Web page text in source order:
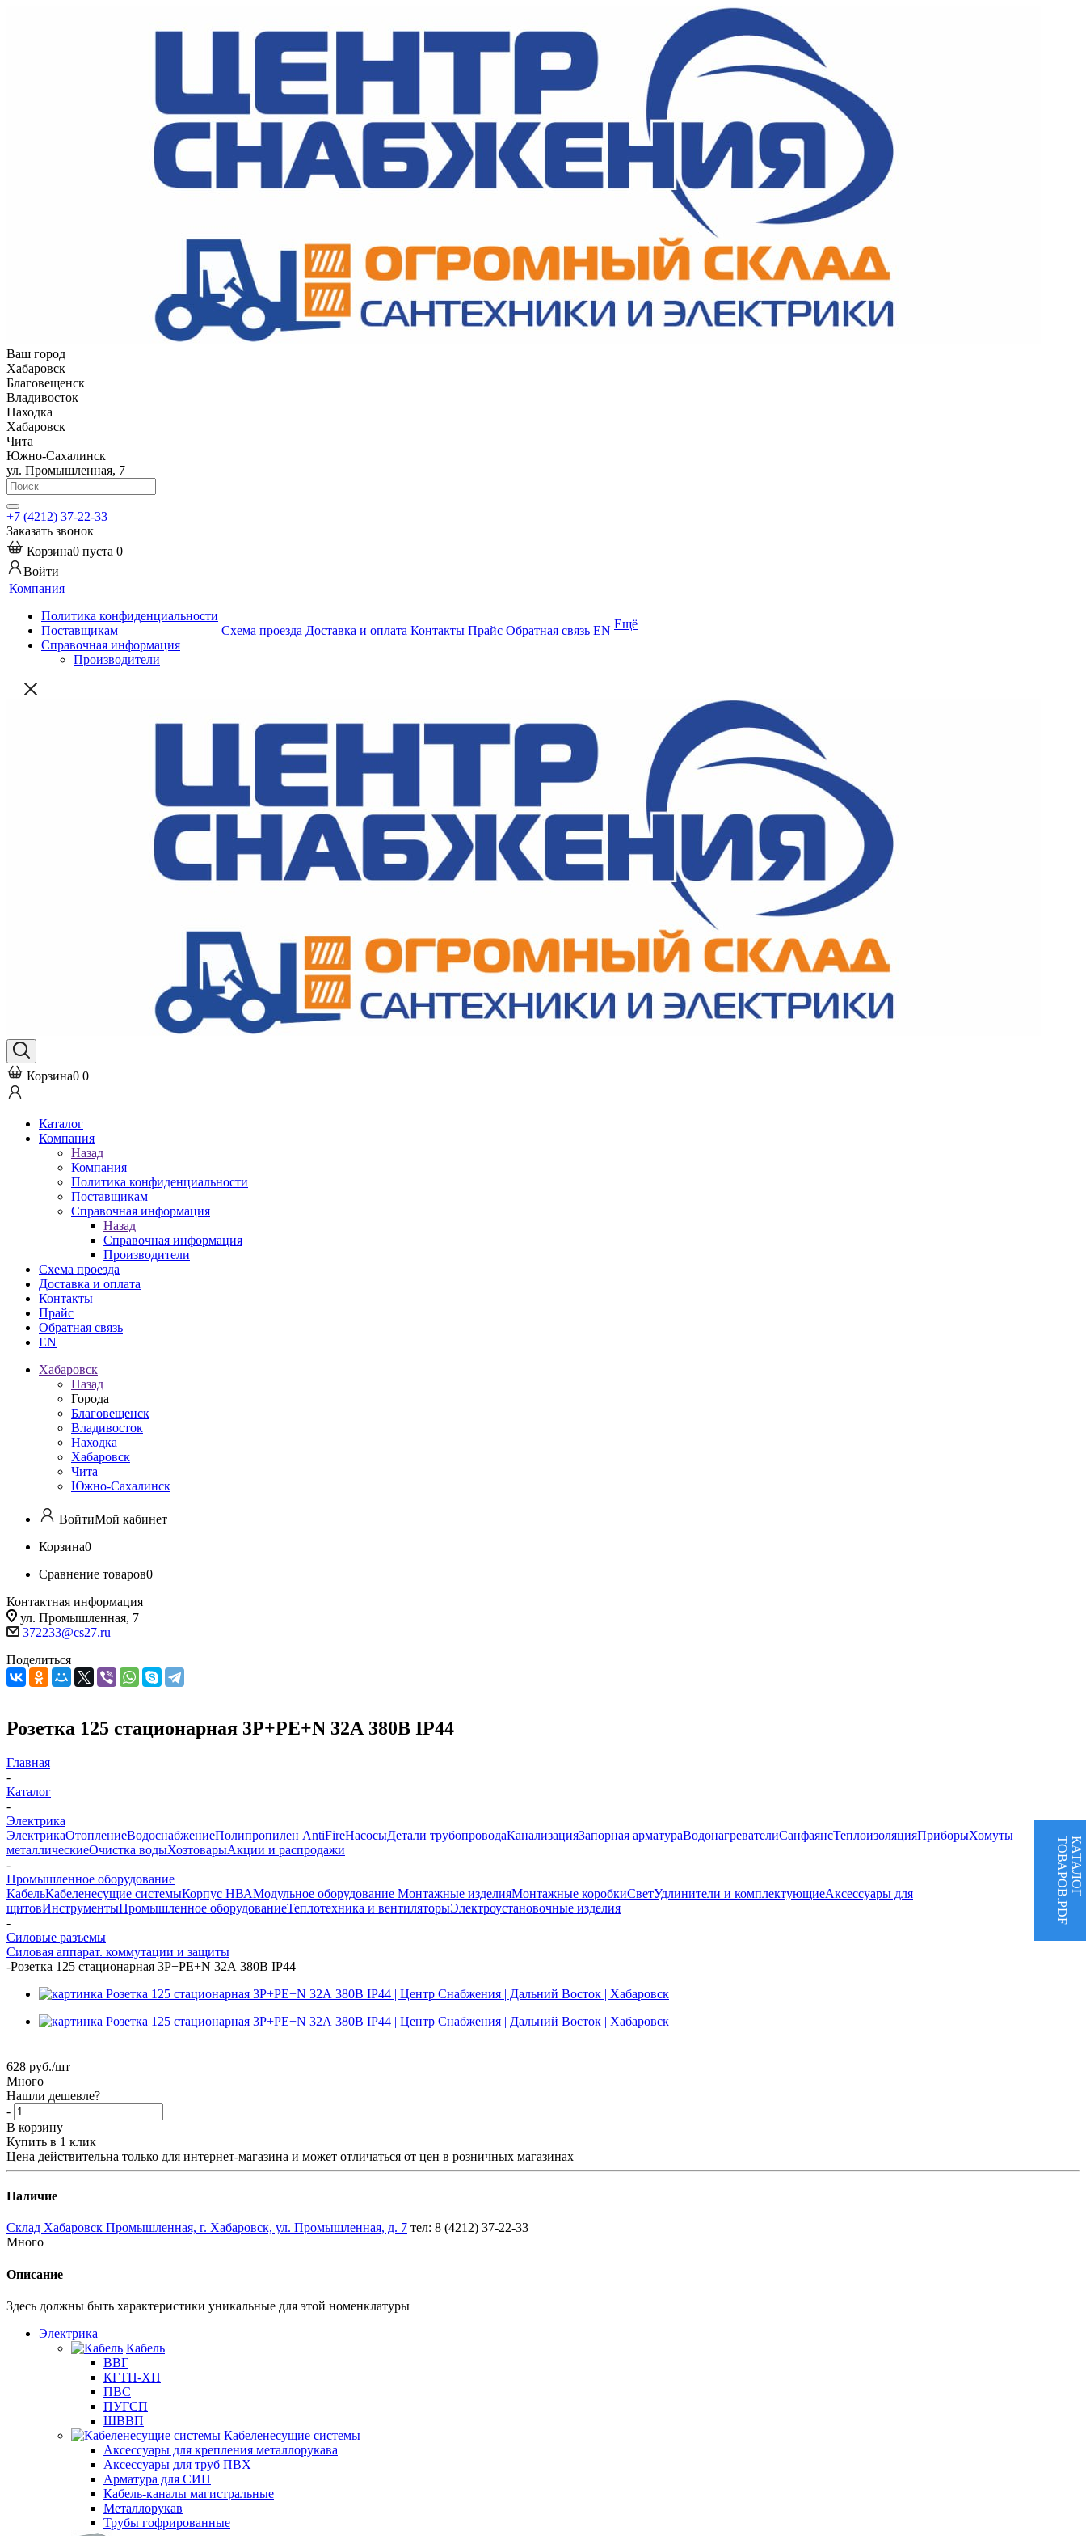
Ваш город
Хабаровск
Благовещенск
Владивосток
Находка
Хабаровск
Чита
Южно-Сахалинск
ул. Промышленная, 7
+7 (4212) 37-22-33
Заказать звонок
Корзина0 пуста 0
Войти
Компания
Политика конфиденциальности
Поставщикам
Справочная информация
Производители
Схема проезда Доставка и оплата Контакты Прайс Обратная связь EN Ещё
Корзина0 0
Каталог
Компания
Назад
Компания
Политика конфиденциальности
Поставщикам
Справочная информация
Назад
Справочная информация
Производители
Схема проезда
Доставка и оплата
Контакты
Прайс
Обратная связь
EN
Хабаровск
Назад
Города
Благовещенск
Владивосток
Находка
Хабаровск
Чита
Южно-Сахалинск
ВойтиМой кабинет
Корзина0
Сравнение товаров0
Контактная информация
ул. Промышленная, 7
372233@cs27.ru
Поделиться
Розетка 125 стационарная 3Р+РЕ+N 32А 380В IP44
Главная
-
Каталог
-
Электрика
ЭлектрикаОтоплениеВодоснабжениеПолипропилен AntiFireНасосыДетали трубопроводаКанализацияЗапорная арматураВодонагревателиСанфаянсТеплоизоляцияПриборыХомуты
металлическиеОчистка водыХозтоварыАкции и распродажи
-
Промышленное оборудование
КабельКабеленесущие системыКорпус НВАМодульное оборудование Монтажные изделияМонтажные коробкиСветУдлинители и комплектующиеАксессуары для
щитовИнструментыПромышленное оборудованиеТеплотехника и вентиляторыЭлектроустановочные изделия
-
Силовые разъемы
Силовая аппарат. коммутации и защиты
-Розетка 125 стационарная 3Р+РЕ+N 32А 380В IP44
628 руб./шт
Много
Нашли дешевле?
-
+
В корзину
Купить в 1 клик
Цена действительна только для интернет-магазина и может отличаться от цен в розничных магазинах
Наличие
Склад Хабаровск Промышленная, г. Хабаровск, ул. Промышленная, д. 7 тел: 8 (4212) 37-22-33
Много
Описание
Здесь должны быть характеристики уникальные для этой номенклатуры
Электрика
Кабель
ВВГ
КГТП-ХП
ПВС
ПУГСП
ШВВП
Кабеленесущие системы
Аксессуары для крепления металлорукава
Аксессуары для труб ПВХ
Арматура для СИП
Кабель-каналы магистральные
Металлорукав
Трубы гофрированные
КАТАЛОГ
ТОВАРОВ.PDF